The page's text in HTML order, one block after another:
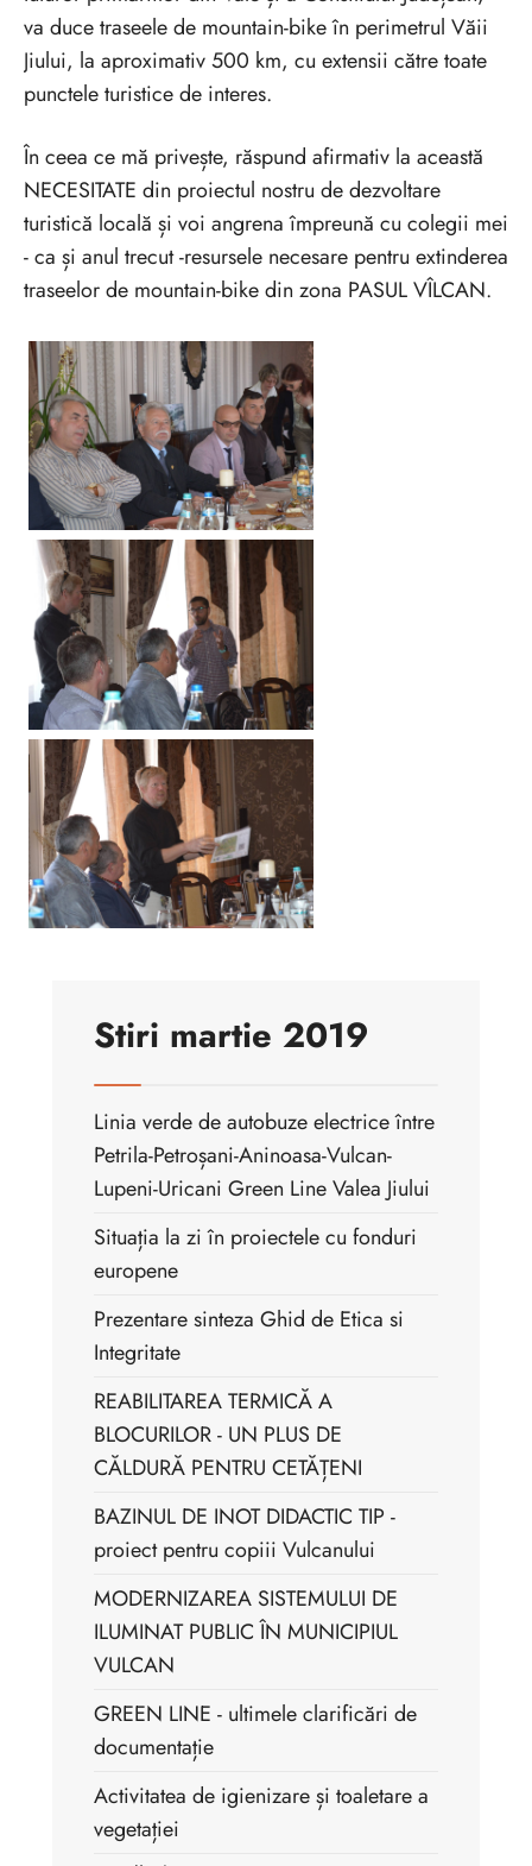
va duce traseele de mountain-bike în perimetrul Văii
Jiului, la aproximativ 500 km, cu extensii către toate
punctele turistice de interes.
În ceea ce mă privește, răspund afirmativ la această
NECESITATE din proiectul nostru de dezvoltare
turistică locală și voi angrena împreună cu colegii mei
- ca și anul trecut -resursele necesare pentru extinderea
traseelor de mountain-bike din zona PASUL VÎLCAN.
Stiri martie 2019
Linia verde de autobuze electrice între
Petrila-Petroșani-Aninoasa-Vulcan-
Lupeni-Uricani Green Line Valea Jiului
Situația la zi în proiectele cu fonduri
europene
Prezentare sinteza Ghid de Etica si
Integritate
REABILITAREA TERMICĂ A
BLOCURILOR - UN PLUS DE
CĂLDURĂ PENTRU CETĂȚENI
BAZINUL DE INOT DIDACTIC TIP -
proiect pentru copiii Vulcanului
MODERNIZAREA SISTEMULUI DE
ILUMINAT PUBLIC ÎN MUNICIPIUL
VULCAN
GREEN LINE - ultimele clarificări de
documentație
Activitatea de igienizare și toaletare a
vegetației